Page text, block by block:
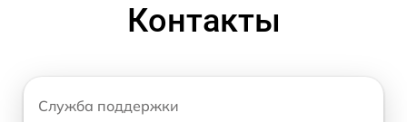
Контакты
Служба поддержки